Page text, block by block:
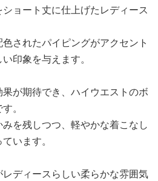
ョート丈に仕上げたレディース
されたパイピングがアクセント
印象を与えます。
が期待でき、ハイウエストのボ
。
を残しつつ、軽やかな着こなし
います。
ディースらしい柔らかな雰囲気